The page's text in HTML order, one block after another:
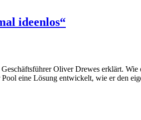
ideenlos“
Oliver Drewes erklärt. Wie
eine Lösung entwickelt, wie er den